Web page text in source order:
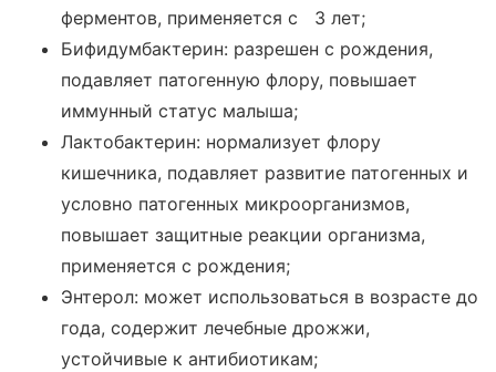
ферментов, применяется с 3 лет;
Бифидумбактерин: разрешен с рождения,
подавляет патогенную флору, повышает
иммунный статус малыша;
Лактобактерин: нормализует флору
кишечника, подавляет развитие патогенных и
условно патогенных микроорганизмов,
повышает защитные реакции организма,
применяется с рождения;
Энтерол: может использоваться в возрасте до
года, содержит лечебные дрожжи,
устойчивые к антибиотикам;